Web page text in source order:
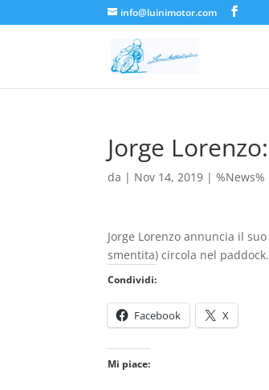
info@luinimotor.com
Jorge
da | Nov 14, 2019 |%News%
Jorge Lorenzo annuncia il
smentita) circola nel
Condividi:
Facebook X
Mi piace: